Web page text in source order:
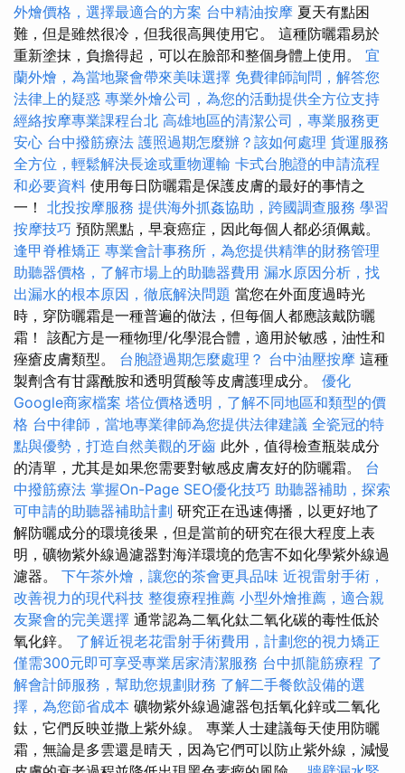
外燴價格，選擇最適合的方案 台中精油按摩 夏天有點困
難，但是雖然很冷，但我很高興使用它。 這種防曬霜易於
重新塗抹，負擔得起，可以在臉部和整個身體上使用。 宜
蘭外燴，為當地聚會帶來美味選擇 免費律師詢問，解答您
法律上的疑惑 專業外燴公司，為您的活動提供全方位支持
經絡按摩專業課程台北 高雄地區的清潔公司，專業服務更
安心 台中撥筋療法 護照過期怎麼辦？該如何處理 貨運服務
全方位，輕鬆解決長途或重物運輸 卡式台胞證的申請流程
和必要資料 使用每日防曬霜是保護皮膚的最好的事情之
一！ 北投按摩服務 提供海外抓姦協助，跨國調查服務 學習
按摩技巧 預防黑點，早衰癌症，因此每個人都必須佩戴。
逢甲脊椎矯正 專業會計事務所，為您提供精準的財務管理
助聽器價格，了解市場上的助聽器費用 漏水原因分析，找
出漏水的根本原因，徹底解決問題 當您在外面度過時光
時，穿防曬霜是一種普遍的做法，但每個人都應該戴防曬
霜！ 該配方是一種物理/化學混合體，適用於敏感，油性和
痤瘡皮膚類型。 台胞證過期怎麼處理？ 台中油壓按摩 這種
製劑含有甘露酰胺和透明質酸等皮膚護理成分。 優化
Google商家檔案 塔位價格透明，了解不同地區和類型的價
格 台中律師，當地專業律師為您提供法律建議 全瓷冠的特
點與優勢，打造自然美觀的牙齒 此外，值得檢查瓶裝成分
的清單，尤其是如果您需要對敏感皮膚友好的防曬霜。 台
中撥筋療法 掌握On-Page SEO優化技巧 助聽器補助，探索
可申請的助聽器補助計劃 研究正在迅速傳播，以更好地了
解防曬成分的環境後果，但是當前的研究在很大程度上表
明，礦物紫外線過濾器對海洋環境的危害不如化學紫外線過
濾器。 下午茶外燴，讓您的茶會更具品味 近視雷射手術，
改善視力的現代科技 整復療程推薦 小型外燴推薦，適合親
友聚會的完美選擇 通常認為二氧化鈦二氧化碳的毒性低於
氧化鋅。 了解近視老花雷射手術費用，計劃您的視力矯正
僅需300元即可享受專業居家清潔服務 台中抓龍筋療程 了
解會計師服務，幫助您規劃財務 了解二手餐飲設備的選
擇，為您節省成本 礦物紫外線過濾器包括氧化鋅或二氧化
鈦，它們反映並撒上紫外線。 專業人士建議每天使用防曬
霜，無論是多雲還是晴天，因為它們可以防止紫外線，減慢